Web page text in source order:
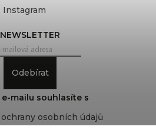
Instagram
NEWSLETTER
Odebírat
mailu souhlasíte s
osobních údajů